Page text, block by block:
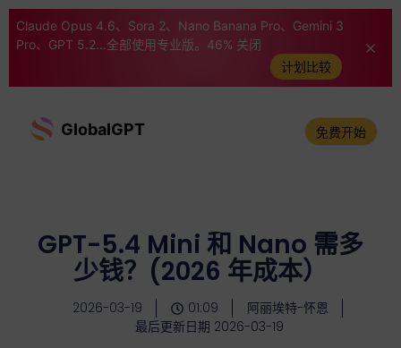
Claude Opus 4.6、Sora 2、Nano Banana Pro、Gemini 3
Pro、GPT 5.2...全部使用专业版。46% 关闭
计划比较
GlobalGPT 免费开始
GPT-5.4 Mini 和 Nano 需多
少钱？(2026 年成本）
2026-03-19 01:09
阿丽埃特-怀恩
最后更新日期 2026-03-19